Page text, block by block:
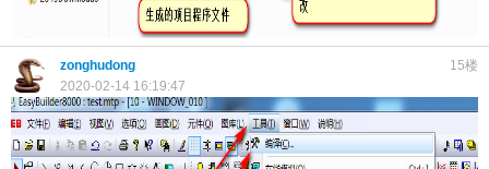
15楼
zonghudong
2020-02-14 16:19:47